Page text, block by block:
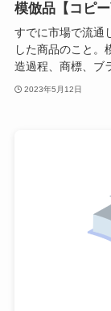
模倣品【コピー
すでに市場で流通
した商品のこと。
造過程、商標、ブ
2023年5月12日